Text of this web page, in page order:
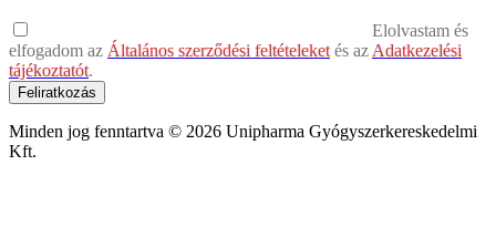
Elolvastam és
elfogadom az Általános szerződési feltételeket és az Adatkezelési
tájékoztatót.
Feliratkozás
Minden jog fenntartva © 2026 Unipharma Gyógyszerkereskedelmi
Kft.